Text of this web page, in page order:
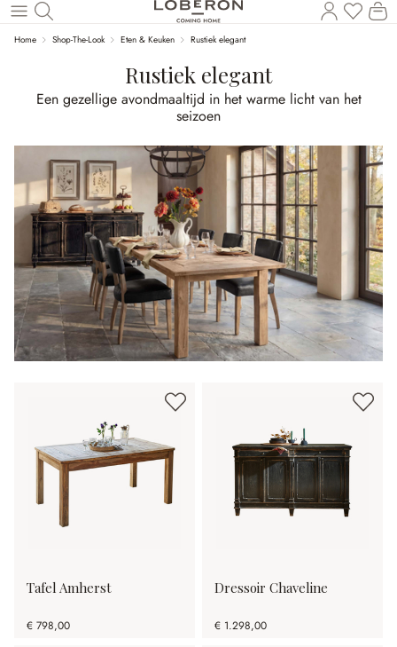
Naar de hoofdinhoud
U
Home Shop-The-Look Eten & Keuken Rustiek elegant
Rustiek elegant
Een gezellige avondmaaltijd in het warme licht van het
seizoen
Tafel Amherst
€ 798,00
Dressoir Chaveline
€ 1.298,00